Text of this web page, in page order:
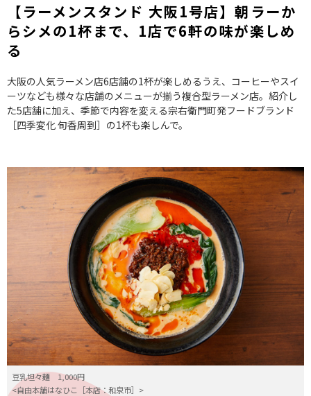
【ラーメンスタンド 大阪1号店】朝ラーか
らシメの1杯まで、1店で6軒の味が楽しめ
る
大阪の人気ラーメン店6店舗の1杯が楽しめるうえ、コーヒーやスイ
ーツなども様々な店舗のメニューが揃う複合型ラーメン店。紹介し
た5店舗に加え、季節で内容を変える宗右衛門町発フードブランド
［四季変化 旬香周到］の1杯も楽しんで。
豆乳坦々麺 1,000円
<自由本舗はなひこ［本店：和泉市］>